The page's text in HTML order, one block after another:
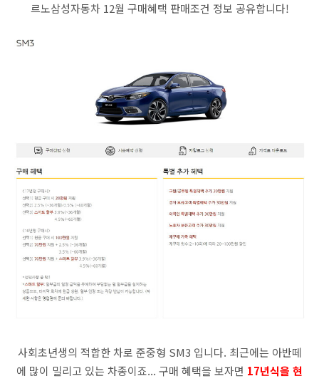
르노삼성자동차 12월 구매혜택 판매조건 정보 공유합니다!
사회초년생의 적합한 차로 준중형 SM3 입니다. 최근에는 아반떼
에 많이 밀리고 있는 차종이죠... 구매 혜택을 보자면 17년식을 현